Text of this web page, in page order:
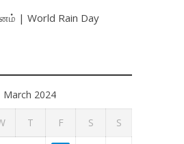
| World Rain Day
March 2024
T F S S